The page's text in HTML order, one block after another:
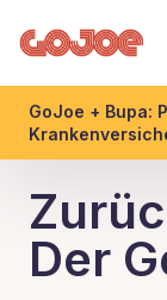
GoJoe + Bupa:
Der